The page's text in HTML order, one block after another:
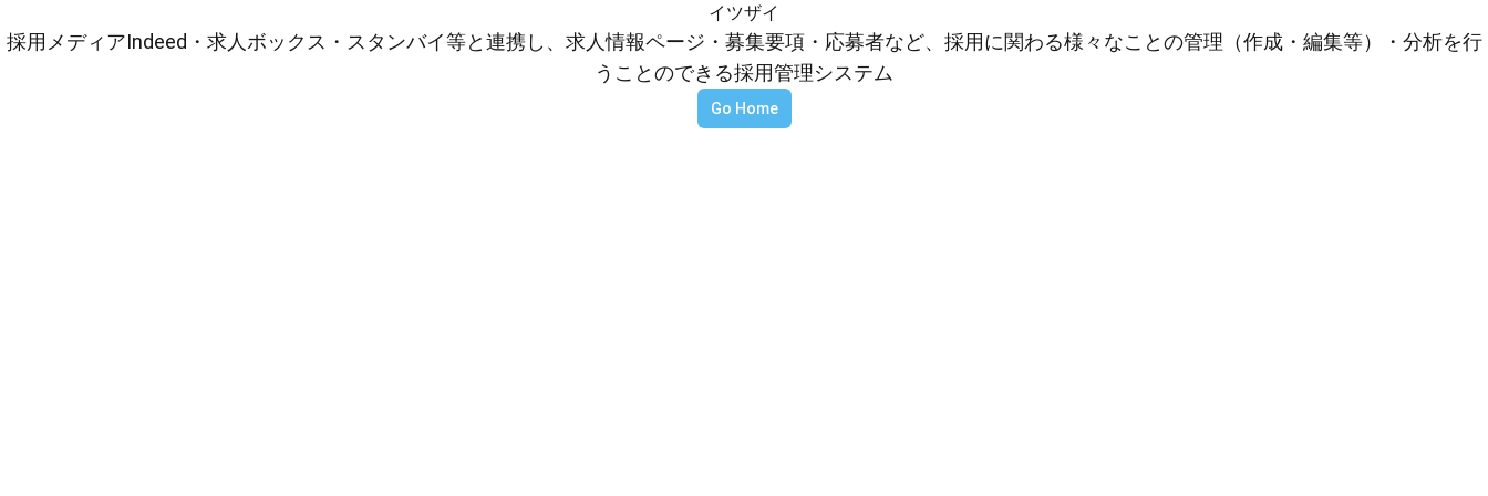
イツザイ
採用メディアIndeed・求人ボックス・スタンバイ等と連携し、求人情報ページ・募集要項・応募者など、採用に関わる様々なことの管理（作成・編集等）・分析を行
うことのできる採用管理システム
Go Home